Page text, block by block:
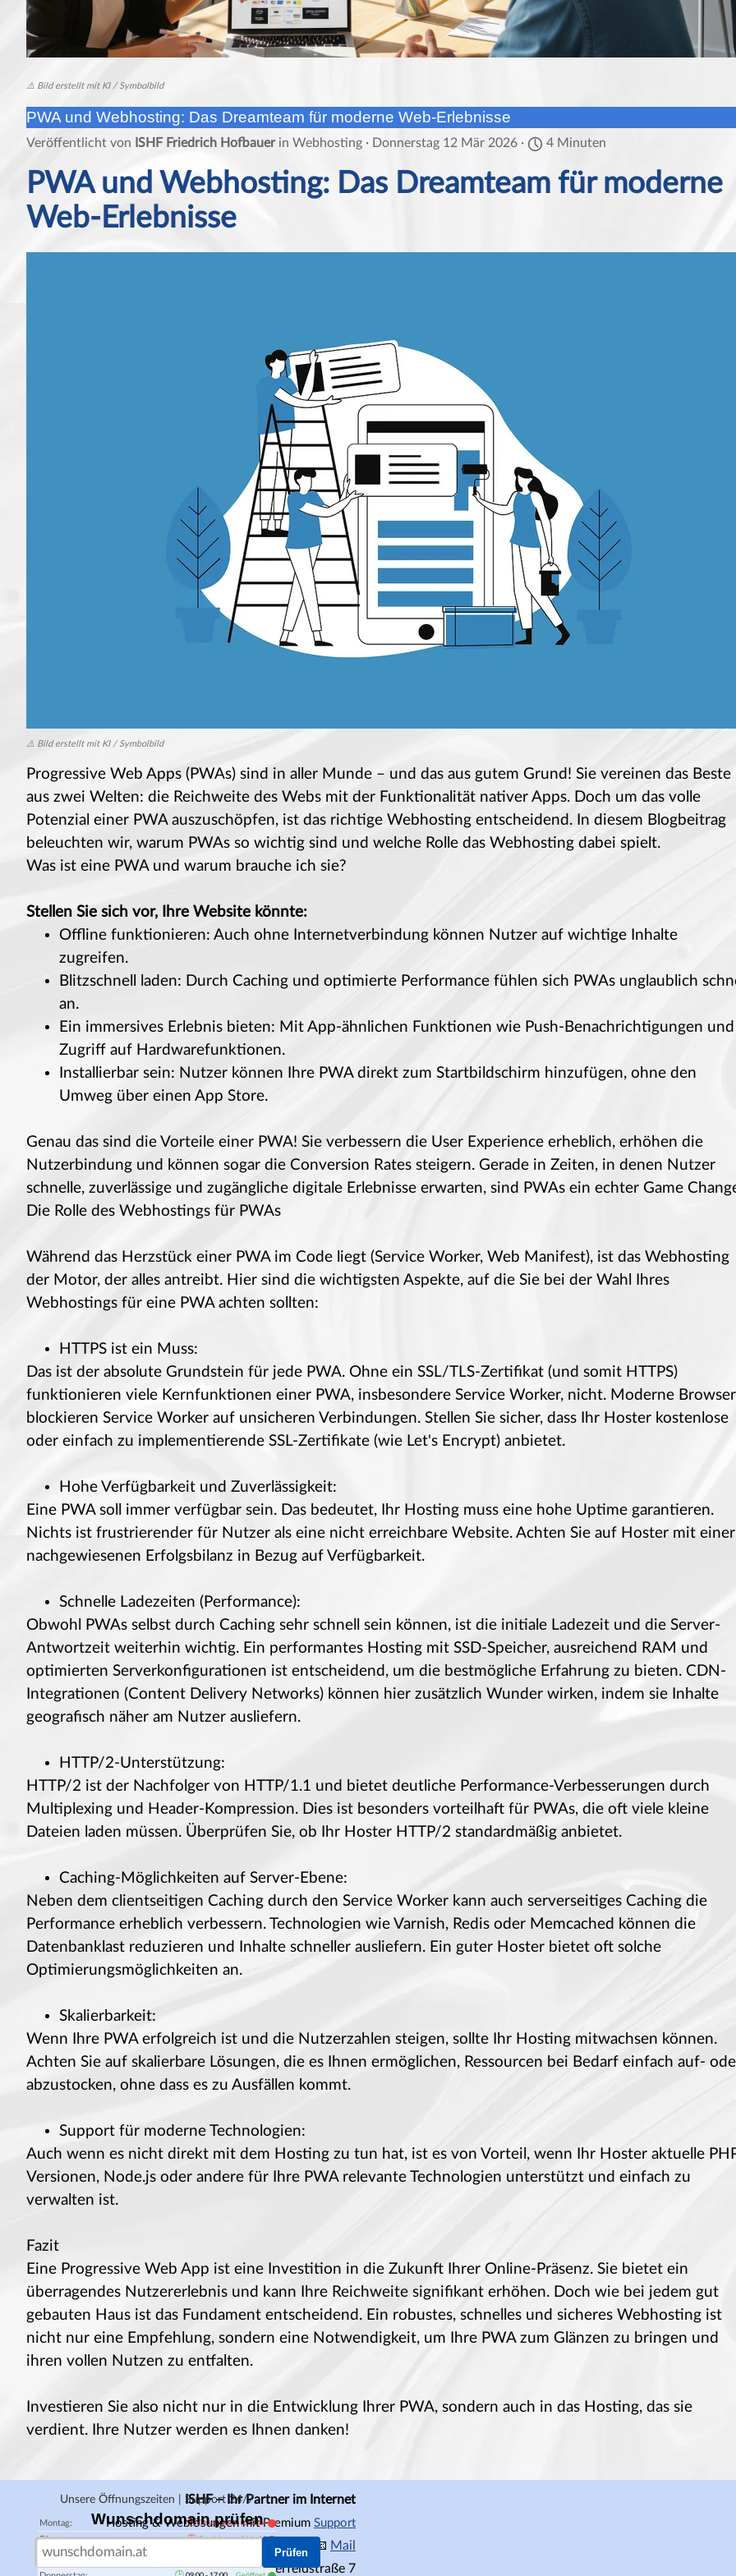
⚠️ Bild erstellt mit KI / Symbolbild
PWA und Webhosting: Das Dreamteam für moderne Web-Erlebnisse
Veröffentlicht von ISHF Friedrich Hofbauerin Webhosting · Donnerstag 12 Mär 2026 · 4 Minuten
PWA und Webhosting: Das Dreamteam für moderne
Web-Erlebnisse
⚠️ Bild erstellt mit KI / Symbolbild
Progressive Web Apps (PWAs) sind in aller Munde – und das aus gutem Grund! Sie vereinen das Beste
aus zwei Welten: die Reichweite des Webs mit der Funktionalität nativer Apps. Doch um das volle
Potenzial einer PWA auszuschöpfen, ist das richtige Webhosting entscheidend. In diesem Blogbeitrag
beleuchten wir, warum PWAs so wichtig sind und welche Rolle das Webhosting dabei spielt.
Was ist eine PWA und warum brauche ich sie?
Stellen Sie sich vor, Ihre Website könnte:
Offline funktionieren: Auch ohne Internetverbindung können Nutzer auf wichtige Inhalte
zugreifen.
Blitzschnell laden: Durch Caching und optimierte Performance fühlen sich PWAs unglaublich
an.
Ein immersives Erlebnis bieten: Mit App-ähnlichen Funktionen wie Push-Benachrichtigungen und
Zugriff auf Hardwarefunktionen.
Installierbar sein: Nutzer können Ihre PWA direkt zum Startbildschirm hinzufügen, ohne den
Umweg über einen App Store.
Genau das sind die Vorteile einer PWA! Sie verbessern die User Experience erheblich, erhöhen die
Nutzerbindung und können sogar die Conversion Rates steigern. Gerade in Zeiten, in denen Nutzer
schnelle, zuverlässige und zugängliche digitale Erlebnisse erwarten, sind PWAs ein echter Game
Die Rolle des Webhostings für PWAs
Während das Herzstück einer PWA im Code liegt (Service Worker, Web Manifest), ist das Webhosting
der Motor, der alles antreibt. Hier sind die wichtigsten Aspekte, auf die Sie bei der Wahl Ihres
Webhostings für eine PWA achten sollten:
HTTPS ist ein Muss:
Das ist der absolute Grundstein für jede PWA. Ohne ein SSL/TLS-Zertifikat (und somit HTTPS)
funktionieren viele Kernfunktionen einer PWA, insbesondere Service Worker, nicht. Moderne Browser
blockieren Service Worker auf unsicheren Verbindungen. Stellen Sie sicher, dass Ihr Hoster kostenlose
oder einfach zu implementierende SSL-Zertifikate (wie Let's Encrypt) anbietet.
Hohe Verfügbarkeit und Zuverlässigkeit:
Eine PWA soll immer verfügbar sein. Das bedeutet, Ihr Hosting muss eine hohe Uptime garantieren.
Nichts ist frustrierender für Nutzer als eine nicht erreichbare Website. Achten Sie auf Hoster mit einer
nachgewiesenen Erfolgsbilanz in Bezug auf Verfügbarkeit.
Schnelle Ladezeiten (Performance):
Obwohl PWAs selbst durch Caching sehr schnell sein können, ist die initiale Ladezeit und die Server-
Antwortzeit weiterhin wichtig. Ein performantes Hosting mit SSD-Speicher, ausreichend RAM und
optimierten Serverkonfigurationen ist entscheidend, um die bestmögliche Erfahrung zu bieten. CDN-
Integrationen (Content Delivery Networks) können hier zusätzlich Wunder wirken, indem sie Inhalte
geografisch näher am Nutzer ausliefern.
HTTP/2-Unterstützung:
HTTP/2 ist der Nachfolger von HTTP/1.1 und bietet deutliche Performance-Verbesserungen durch
Multiplexing und Header-Kompression. Dies ist besonders vorteilhaft für PWAs, die oft viele kleine
Dateien laden müssen. Überprüfen Sie, ob Ihr Hoster HTTP/2 standardmäßig anbietet.
Caching-Möglichkeiten auf Server-Ebene:
Neben dem clientseitigen Caching durch den Service Worker kann auch serverseitiges Caching die
Performance erheblich verbessern. Technologien wie Varnish, Redis oder Memcached können die
Datenbanklast reduzieren und Inhalte schneller ausliefern. Ein guter Hoster bietet oft solche
Optimierungsmöglichkeiten an.
Skalierbarkeit:
Wenn Ihre PWA erfolgreich ist und die Nutzerzahlen steigen, sollte Ihr Hosting mitwachsen können.
Achten Sie auf skalierbare Lösungen, die es Ihnen ermöglichen, Ressourcen bei Bedarf einfach auf-
abzustocken, ohne dass es zu Ausfällen kommt.
Support für moderne Technologien:
Auch wenn es nicht direkt mit dem Hosting zu tun hat, ist es von Vorteil, wenn Ihr Hoster aktuelle
Versionen, Node.js oder andere für Ihre PWA relevante Technologien unterstützt und einfach zu
verwalten ist.
Fazit
Eine Progressive Web App ist eine Investition in die Zukunft Ihrer Online-Präsenz. Sie bietet ein
überragendes Nutzererlebnis und kann Ihre Reichweite signifikant erhöhen. Doch wie bei jedem gut
gebauten Haus ist das Fundament entscheidend. Ein robustes, schnelles und sicheres Webhosting ist
nicht nur eine Empfehlung, sondern eine Notwendigkeit, um Ihre PWA zum Glänzen zu bringen und
ihren vollen Nutzen zu entfalten.
Investieren Sie also nicht nur in die Entwicklung Ihrer PWA, sondern auch in das Hosting, das sie
verdient. Ihre Nutzer werden es Ihnen danken!
Unsere Öffnungszeiten | Support 24/7
Montag: 🕑 Geschlossen (Urlaub)
Dienstag: 🕑 Geschlossen (Urlaub)
Mittwoch:
Wunschdomain prüfen
Prüfen
ISHF – Ihr Partner im Internet
Hosting & Weblösungen mit Premium Support
+436767820782 📧 Mail
📍3151St. Pölten, Mitterfeldstraße 7